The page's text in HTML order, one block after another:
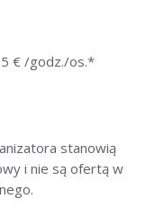
€ /godz./os.*
stanowią
i nie są ofertą w